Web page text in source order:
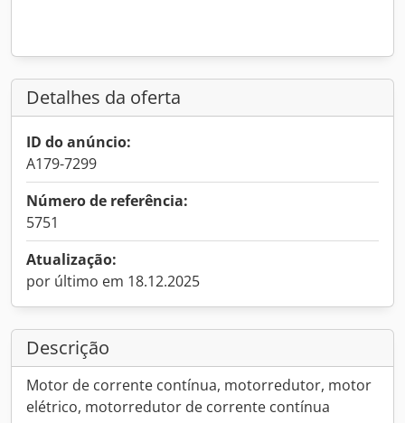
Detalhes da oferta
ID do anúncio:
A179-7299
Número de referência:
5751
Atualização:
por último em 18.12.2025
Descrição
Motor de corrente contínua, motorredutor, motor
elétrico, motorredutor de corrente contínua